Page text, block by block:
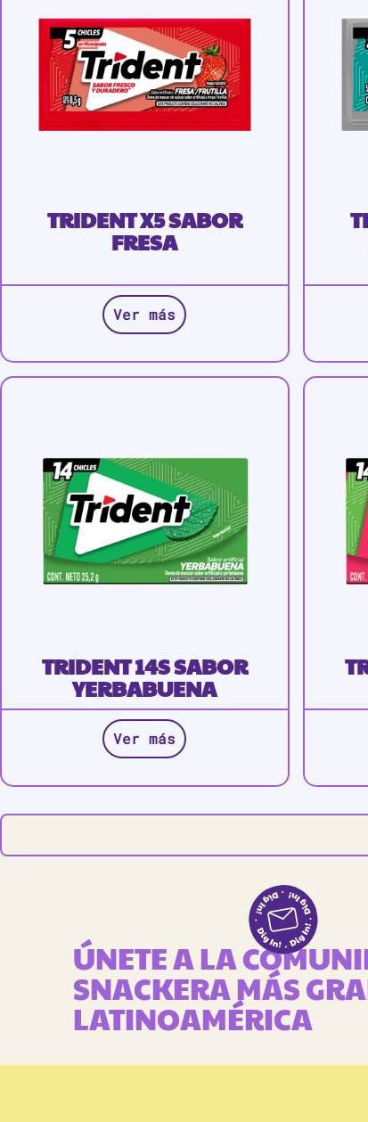
TRIDENT X5 SABOR
FRESA
Ver más
TRIDENT 14S SABOR
YERBABUENA
Ver más
ÚNETE A LA
SNACKERA MÁS
LATINOAMÉRICA